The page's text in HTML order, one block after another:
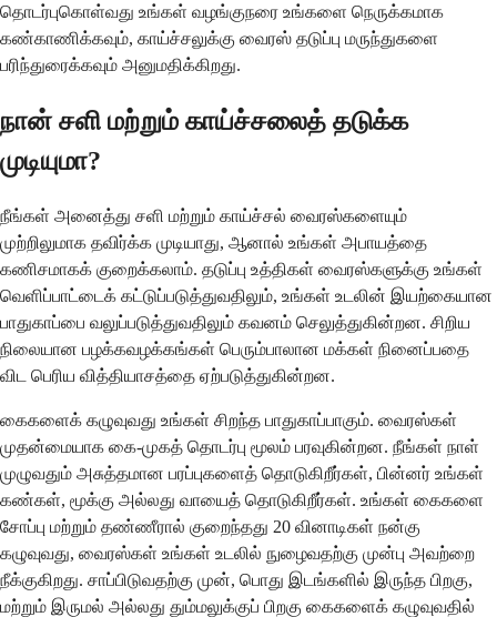
தொடர்புகொள்வது உங்கள் வழங்குநரை உங்களை நெருக்கமாக
கண்காணிக்கவும், காய்ச்சலுக்கு வைரஸ் தடுப்பு மருந்துகளை
பரிந்துரைக்கவும் அனுமதிக்கிறது.
நான் சளி மற்றும் காய்ச்சலைத் தடுக்க
முடியுமா?
நீங்கள் அனைத்து சளி மற்றும் காய்ச்சல் வைரஸ்களையும்
முற்றிலுமாக தவிர்க்க முடியாது, ஆனால் உங்கள் அபாயத்தை
கணிசமாகக் குறைக்கலாம். தடுப்பு உத்திகள் வைரஸ்களுக்கு உங்கள்
வெளிப்பாட்டைக் கட்டுப்படுத்துவதிலும், உங்கள் உடலின் இயற்கையான
பாதுகாப்பை வலுப்படுத்துவதிலும் கவனம் செலுத்துகின்றன. சிறிய
நிலையான பழக்கவழக்கங்கள் பெரும்பாலான மக்கள் நினைப்பதை
விட பெரிய வித்தியாசத்தை ஏற்படுத்துகின்றன.
கைகளைக் கழுவுவது உங்கள் சிறந்த பாதுகாப்பாகும். வைரஸ்கள்
முதன்மையாக கை-முகத் தொடர்பு மூலம் பரவுகின்றன. நீங்கள் நாள்
முழுவதும் அசுத்தமான பரப்புகளைத் தொடுகிறீர்கள், பின்னர் உங்கள்
கண்கள், மூக்கு அல்லது வாயைத் தொடுகிறீர்கள். உங்கள் கைகளை
சோப்பு மற்றும் தண்ணீரால் குறைந்தது 20 வினாடிகள் நன்கு
கழுவுவது, வைரஸ்கள் உங்கள் உடலில் நுழைவதற்கு முன்பு அவற்றை
நீக்குகிறது. சாப்பிடுவதற்கு முன், பொது இடங்களில் இருந்த பிறகு,
மற்றும் இருமல் அல்லது தும்மலுக்குப் பிறகு கைகளைக் கழுவுவதில்